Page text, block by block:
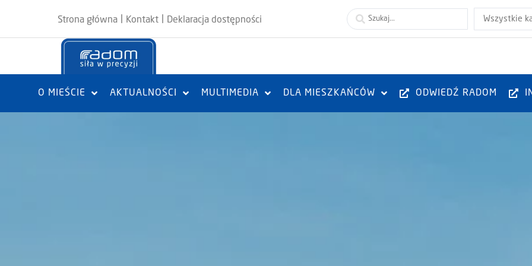
Strona główna Kontakt Deklaracja dostępności Wszystkie
O MIEŚCIE AKTUALNOŚCI MULTIMEDIA DLA MIESZKAŃCÓW ODWIEDŹ RADOM